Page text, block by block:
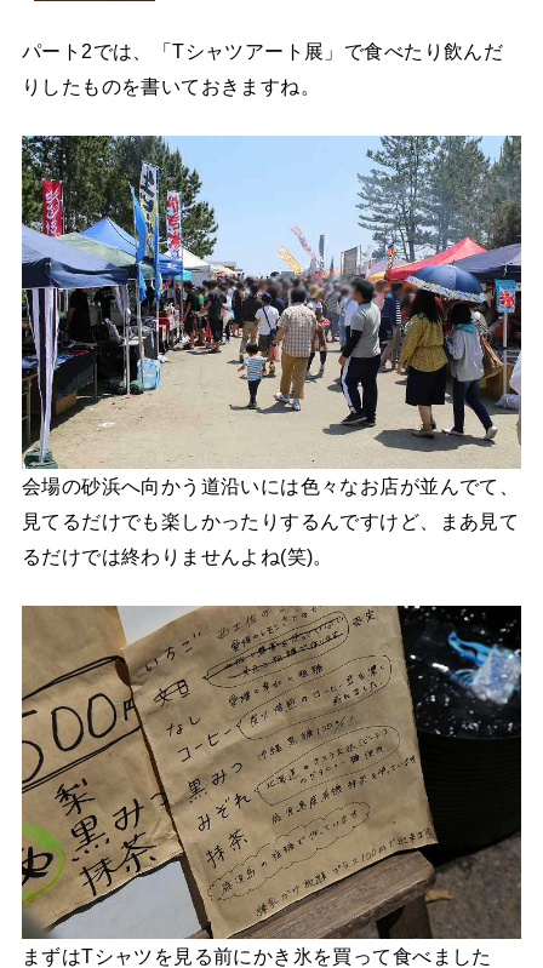
パート2では、「Tシャツアート展」で食べたり飲んだ
りしたものを書いておきますね。
会場の砂浜へ向かう道沿いには色々なお店が並んでて、
見てるだけでも楽しかったりするんですけど、まあ見て
るだけでは終わりませんよね(笑)。
まずはTシャツを見る前にかき氷を買って食べました